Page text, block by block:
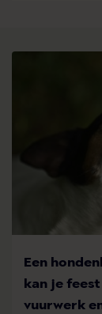
Een
kan je
vuurwerk